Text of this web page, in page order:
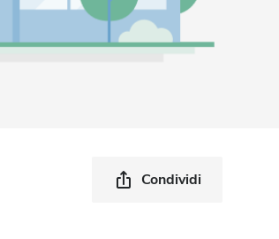
Condividi